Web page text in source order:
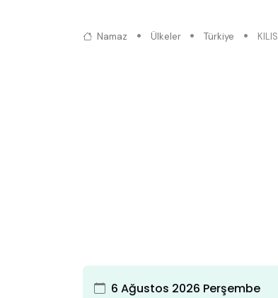
Namaz Ülkeler Türkiye KILIS
6 Ağustos 2026 Perşembe